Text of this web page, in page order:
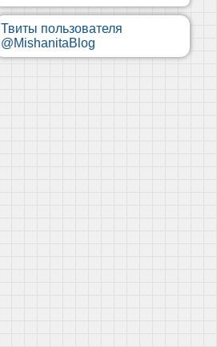
Твиты пользователя
@MishanitaBlog